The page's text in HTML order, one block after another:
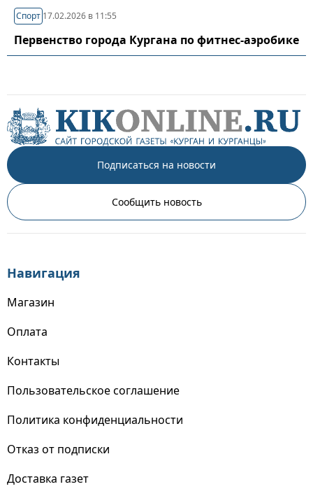
Спорт 17.02.2026 в 11:55
Первенство города Кургана по фитнес-аэробике
Подписаться на новости
Сообщить новость
Навигация
Магазин
Оплата
Контакты
Пользовательское соглашение
Политика конфиденциальности
Отказ от подписки
Доставка газет